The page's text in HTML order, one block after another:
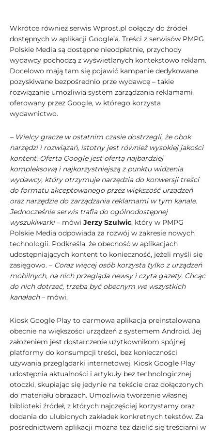
Wkrótce również serwis Wprost.pl dołączy do źródeł
dostępnych w aplikacji Google’a. Treści z serwisów PMPG
Polskie Media są dostępne nieodpłatnie, przychody
wydawcy pochodzą z wyświetlanych kontekstowo reklam.
Docelowo mają tam się pojawić kampanie dedykowane
pozyskiwane bezpośrednio prze wydawcę – takie
rozwiązanie umożliwia system zarządzania reklamami
oferowany przez Google, w którego korzysta
wydawnictwo.
– Wielcy gracze w ostatnim czasie dostrzegli, że obok
narzędzi i rozwiązań, istotny jest również wysokiej jakości
kontent. Oferta Google jest ofertą najbardziej
kompleksową i najkorzystniejszą z punktu widzenia
wydawcy, który otrzymuje narzędzia do konwersji treści
do formatu akceptowanego przez większość urządzeń
oraz narzędzie do zarządzania reklamami w tym kanale.
Jednocześnie serwis trafia do ogólnodostępnej
wyszukiwarki– mówi Jerzy Szulwic, który w PMPG
Polskie Media odpowiada za rozwój w zakresie nowych
technologii. Podkreśla, że obecność w aplikacjach
udostępniających kontent to konieczność, jeżeli myśli się
zasięgowo. – Coraz więcej osób korzysta tylko z urządzeń
mobilnych, na nich przegląda newsy i czyta gazety. Chcąc
do nich dotrzeć, trzeba być obecnym we wszystkich
kanałach– mówi.
Kiosk Google Play to darmowa aplikacja preinstalowana
obecnie na większości urządzeń z systemem Android. Jej
założeniem jest dostarczenie użytkownikom spójnej
platformy do konsumpcji treści, bez konieczności
używania przeglądarki internetowej. Kiosk Google Play
udostępnia aktualności i artykuły bez technologicznej
otoczki, skupiając się jedynie na tekście oraz dołączonych
do materiału obrazach. Umożliwia tworzenie własnej
biblioteki źródeł, z których najczęściej korzystamy oraz
dodania do ulubionych zakładek konkretnych tekstów. Za
pośrednictwem aplikacji można też dzielić się treściami w